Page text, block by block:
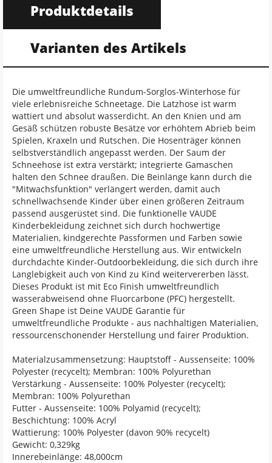
Produktdetails
Varianten des Artikels
Die umweltfreundliche Rundum-Sorglos-Winterhose für
viele erlebnisreiche Schneetage. Die Latzhose ist warm
wattiert und absolut wasserdicht. An den Knien und am
Gesäß schützen robuste Besätze vor erhöhtem Abrieb beim
Spielen, Kraxeln und Rutschen. Die Hosenträger können
selbstverständlich angepasst werden. Der Saum der
Schneehose ist extra verstärkt; integrierte Gamaschen
halten den Schnee draußen. Die Beinlänge kann durch die
"Mitwachsfunktion" verlängert werden, damit auch
schnellwachsende Kinder über einen größeren Zeitraum
passend ausgerüstet sind. Die funktionelle VAUDE
Kinderbekleidung zeichnet sich durch hochwertige
Materialien, kindgerechte Passformen und Farben sowie
eine umweltfreundliche Herstellung aus. Wir entwickeln
durchdachte Kinder-Outdoorbekleidung, die sich durch ihre
Langlebigkeit auch von Kind zu Kind weitervererben lässt.
Dieses Produkt ist mit Eco Finish umweltfreundlich
wasserabweisend ohne Fluorcarbone (PFC) hergestellt.
Green Shape ist Deine VAUDE Garantie für
umweltfreundliche Produkte - aus nachhaltigen Materialien,
ressourcenschonender Herstellung und fairer Produktion.
Materialzusammensetzung: Hauptstoff - Aussenseite: 100%
Polyester (recycelt); Membran: 100% Polyurethan
Verstärkung - Aussenseite: 100% Polyester (recycelt);
Membran: 100% Polyurethan
Futter - Aussenseite: 100% Polyamid (recycelt);
Beschichtung: 100% Acryl
Wattierung: 100% Polyester (davon 90% recycelt)
Gewicht: 0,329kg
Innerebeinlänge: 48,000cm